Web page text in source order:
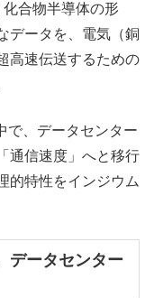
化合物半導体の形
データを、電気（銅
高速伝送するための
で、データセンター
通信速度」へと移行
的特性をインジウム
データセンター